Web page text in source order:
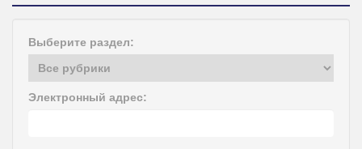
Выберите раздел:
Электронный адрес: